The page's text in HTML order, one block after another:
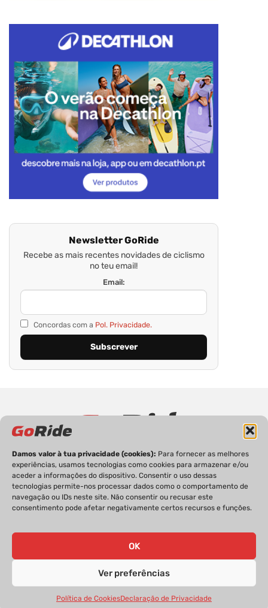
Damos valor à tua privacidade (cookies): Para fornecer as melhores
experiências, usamos tecnologias como cookies para armazenar e/ou
aceder a informações do dispositivo. Consentir o uso dessas
tecnologias permite-nos processar dados como o comportamento de
navegação ou IDs neste site. Não consentir ou recusar este
consentimento pode afetar negativamente certos recursos e funções.
OK
Ver preferências
Política de CookiesDeclaração de Privacidade
Newsletter GoRide
Recebe as mais recentes novidades de ciclismo
no teu email!
Email:
Concordas com a Pol. Privacidade.
PRIVACIDADE FICHA TÉCNICA
ESTATUTO EDITORIAL
POLÍTICA DE COOKIES
CONTACTOS